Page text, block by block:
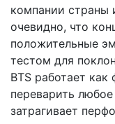
компании страны
очевидно, что
положительные
тестом для
BTS работает
переварить
затрагивает